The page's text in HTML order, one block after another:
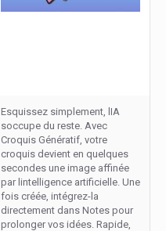
Esquissez simplement, lIA
soccupe du reste. Avec
Croquis Génératif, votre
croquis devient en quelques
secondes une image affinée
par lintelligence artificielle. Une
fois créée, intégrez-la
directement dans Notes pour
prolonger vos idées. Rapide,